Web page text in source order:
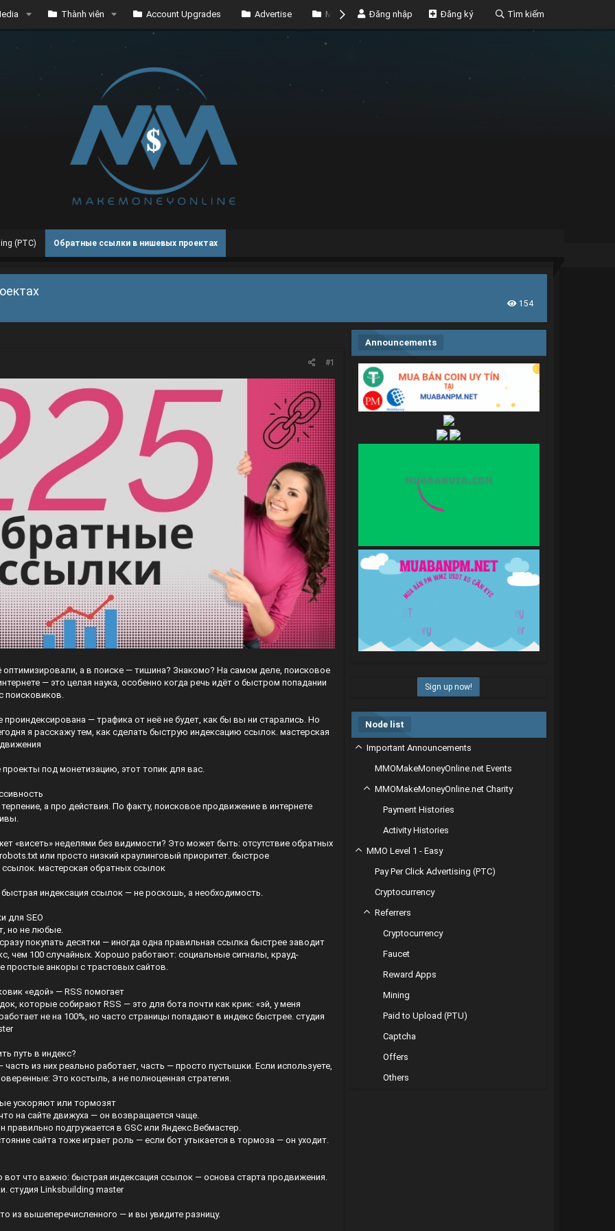
Thành viên Account Upgrades Advertise Marketplace Money
Đăng nhập Đăng ký Tìm kiếm
(PTC) Обратные ссылки в нишевых проектах
154
#1
оптимизировали, а в поиске — тишина? Знакомо? На самом деле, поисковое
— это целая наука, особенно когда речь идёт о быстром попадании
поисковиков.
проиндексирована — трафика от неё не будет, как бы вы ни старались. Но
я расскажу тем, как сделать быструю индексацию ссылок. мастерская
под монетизацию, этот топик для вас.
а про действия. По факту, поисковое продвижение в интернете
«висеть» неделями без видимости? Это может быть: отсутствие обратных
или просто низкий краулинговый приоритет. быстрое
ссылок. мастерская обратных ссылок
индексация ссылок — не роскошь, а необходимость.
для SEO
но не любые.
покупать десятки — иногда одна правильная ссылка быстрее заводит
чем 100 случайных. Хорошо работают: социальные сигналы, крауд-
простые анкоры с трастовых сайтов.
«едой» — RSS помогает
которые собирают RSS — это для бота почти как крик: «эй, у меня
не на 100%, но часто страницы попадают в индекс быстрее. студия
путь в индекс?
из них реально работает, часть — просто пустышки. Если используете,
Это костыль, а не полноценная стратегия.
ускоряют или тормозят
на сайте движуха — он возвращается чаще.
правильно подгружается в GSC или Яндекс.Вебмастер.
сайта тоже играет роль — если бот утыкается в тормоза — он уходит.
вот что важно: быстрая индексация ссылок — основа старта продвижения.
студия Linksbuilding master
из вышеперечисленного — и вы увидите разницу.
Announcements
Sign up now!
Node list
Important Announcements
MMOMakeMoneyOnline.net Events
MMOMakeMoneyOnline.net Charity
Payment Histories
Activity Histories
MMO Level 1 - Easy
Pay Per Click Advertising (PTC)
Cryptocurrency
Referrers
Cryptocurrency
Faucet
Reward Apps
Mining
Paid to Upload (PTU)
Captcha
Offers
Others